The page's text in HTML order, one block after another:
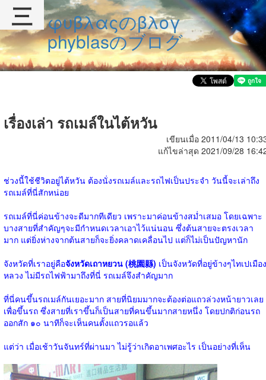
φυβλαςのβλογ
phyblasのブログ
เรื่องเล่า รถเมล์ในไต้หวัน
เขียนเมื่อ 2011/04/13
แก้ไขล่าสุด 2021/09/28
ช่วงนี้ใช้ชีวิตอยู่ไต้หวัน ต้องนั่งรถเมล์และรถไฟเป็นประจำ วันนี้จะเล่าถึง
รถเมล์ที่นี่สักหน่อย
รถเมล์ที่นี่ค่อนข้างจะดีมากทีเดียว เพราะมาค่อนข้างสม่ำเสมอ โดยเฉพาะ
บางสายที่สำคัญๆจะมีกำหนดเวลาเอาไว้แน่นอน ซึ่งต้นสายจะตรงเวลา
มาก แต่ยิ่งห่างจากต้นสายก็จะยิ่งคลาดเคลื่อนไป แต่ก็ไม่เป็นปัญหานัก
จังหวัดที่เราอยู่คือจังหวัดเถาหยวน (桃園縣) เป็นจังหวัดที่อยู่ข้างๆไทเปเมือง
หลวง ไม่มีรถไฟฟ้ามาถึงที่นี่ รถเมล์จึงสำคัญมาก
ที่นี่คนขึ้นรถเมล์กันเยอะมาก สายที่นิยมมากจะต้องต่อแถวล่วงหน้ายาวเลย
เพื่อขึ้นรถ ซึ่งสายที่เราขึ้นก็เป็นสายที่คนขึ้นมากสายหนึ่ง โดยปกติก่อนรถ
ออกสัก ๑๐ นาทีก็จะเห็นคนตั้งแถวรอแล้ว
แต่ว่า เมื่อเช้าวันจันทร์ที่ผ่านมา ไม่รู้ว่าเกิดอาเพศอะไร เป็นอย่างที่เห็น
三